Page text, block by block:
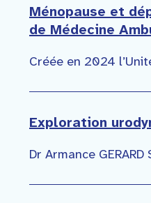
Ménopause et
de Médecine
Créée en 2024
Exploration
Dr Armance